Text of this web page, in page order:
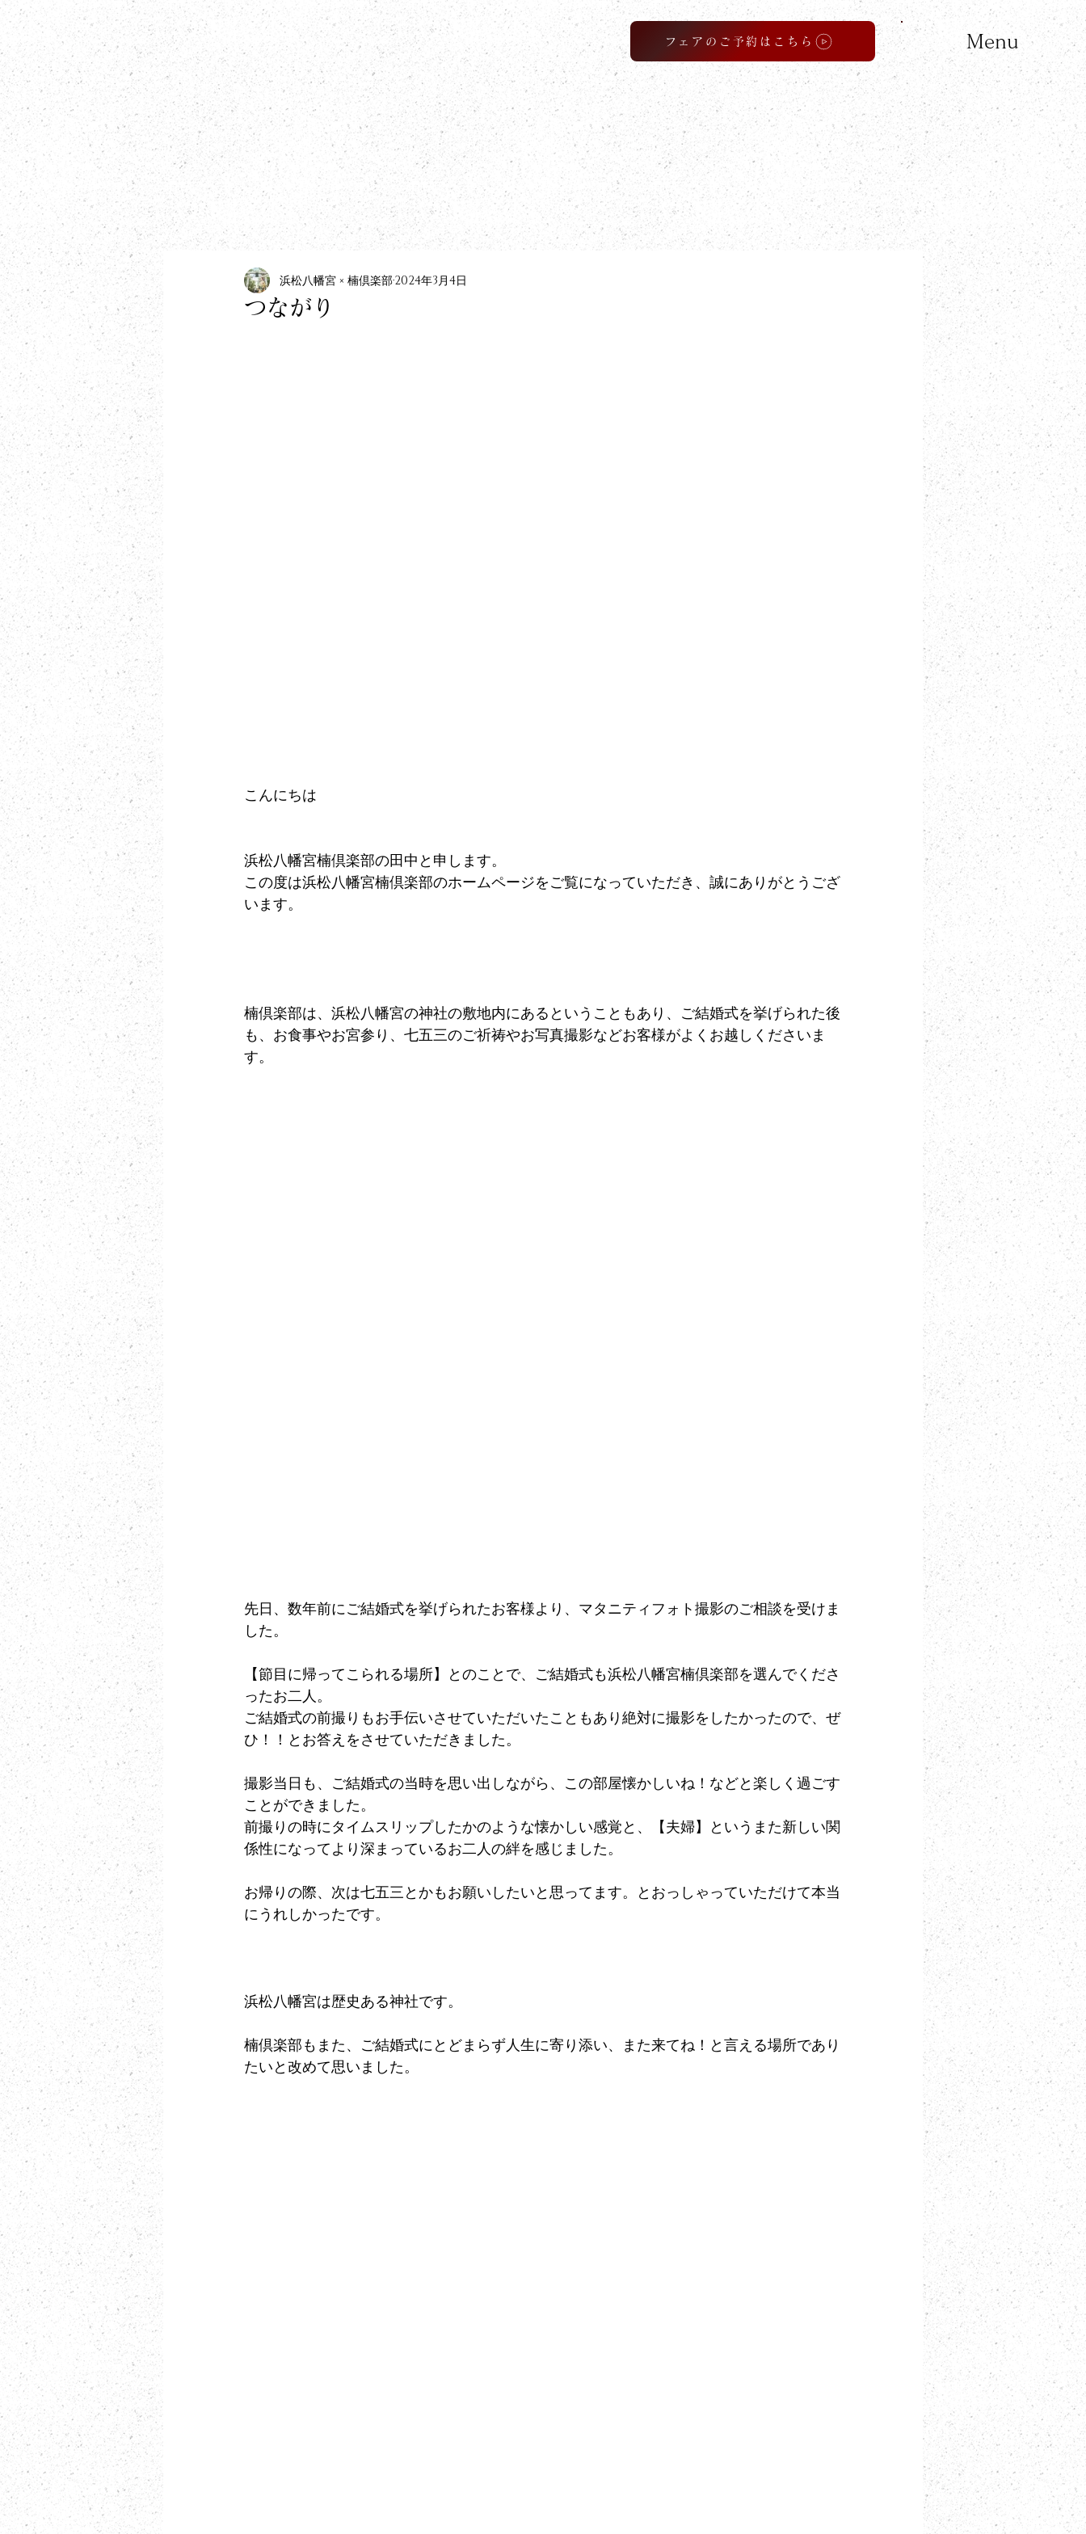
フェアのご予約はこちら Menu
​information
つながり
浜松八幡宮 × 楠倶楽部2024年3月4日
こんにちは
浜松八幡宮楠倶楽部の田中と申します。
この度は浜松八幡宮楠倶楽部のホームページをご覧になっていただき、誠にありがとうござ
います。
楠倶楽部は、浜松八幡宮の神社の敷地内にあるということもあり、ご結婚式を挙げられた後
も、お食事やお宮参り、七五三のご祈祷やお写真撮影などお客様がよくお越しくださいま
す。
先日、数年前にご結婚式を挙げられたお客様より、マタニティフォト撮影のご相談を受けま
した。
【節目に帰ってこられる場所】とのことで、ご結婚式も浜松八幡宮楠倶楽部を選んでくださ
ったお二人。
ご結婚式の前撮りもお手伝いさせていただいたこともあり絶対に撮影をしたかったので、ぜ
ひ！！とお答えをさせていただきました。
撮影当日も、ご結婚式の当時を思い出しながら、この部屋懐かしいね！などと楽しく過ごす
ことができました。
前撮りの時にタイムスリップしたかのような懐かしい感覚と、【夫婦】というまた新しい関
係性になってより深まっているお二人の絆を感じました。
お帰りの際、次は七五三とかもお願いしたいと思ってます。とおっしゃっていただけて本当
にうれしかったです。
浜松八幡宮は歴史ある神社です。
楠倶楽部もまた、ご結婚式にとどまらず人生に寄り添い、また来てね！と言える場所であり
たいと改めて思いました。